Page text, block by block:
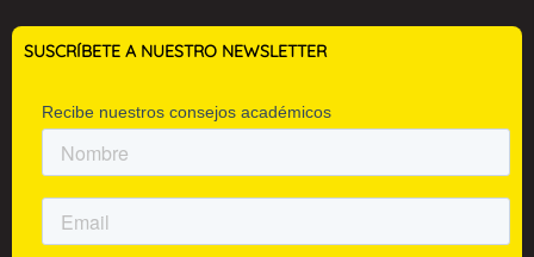
SUSCRÍBETE A NUESTRO NEWSLETTER